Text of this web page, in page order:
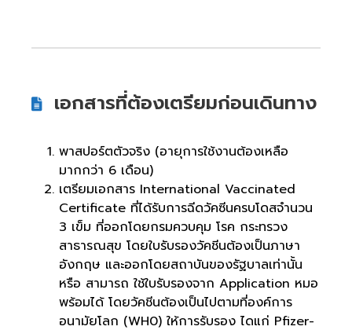
เอกสารที่ต้องเตรียมก่อนเดินทาง
พาสปอร์ตตัวจริง (อายุการใช้งานต้องเหลือ
มากกว่า 6 เดือน)
เตรียมเอกสาร International Vaccinated
Certificate ที่ได้รับการฉีดวัคซีนครบโดสจำนวน
3 เข็ม ที่ออกโดยกรมควบคุม โรค กระทรวง
สาธารณสุข โดยใบรับรองวัคชีนต้องเป็นภาษา
อังกฤษ และออกโดยสถาบันของรัฐบาลเท่านั้น
หรือ สามารถ ใช้ใบรับรองจาก Application หมอ
พร้อมได้ โดยวัคชีนต้องเป็นไปตามที่องค์การ
อนามัยโลก (WH0) ให้การรับรอง ไดแก่ Pfizer-